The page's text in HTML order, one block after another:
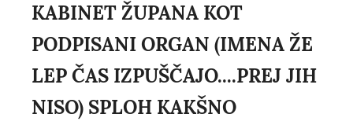
KABINET ŽUPANA KOT
PODPISANI ORGAN (IMENA ŽE
LEP ČAS IZPUŠČAJO....PREJ JIH
NISO) SPLOH KAKŠNO